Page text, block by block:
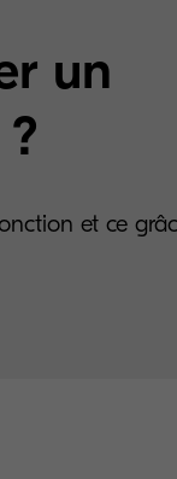
un
et ce